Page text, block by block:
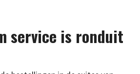
service is ronduit